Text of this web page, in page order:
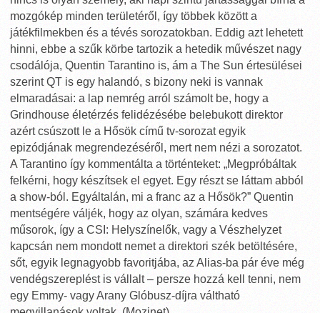
mozgókép minden területéről, így többek között a
játékfilmekben és a tévés sorozatokban. Eddig azt lehetett
hinni, ebbe a szűk körbe tartozik a hetedik művészet nagy
csodálója, Quentin Tarantino is, ám a The Sun értesülései
szerint QT is egy halandó, s bizony neki is vannak
elmaradásai: a lap nemrég arról számolt be, hogy a
Grindhouse életérzés felidézésébe belebukott direktor
azért csúszott le a Hősök című tv-sorozat egyik
epizódjának megrendezéséről, mert nem nézi a sorozatot.
A Tarantino így kommentálta a történteket: „Megpróbáltak
felkérni, hogy készítsek el egyet. Egy részt se láttam abból
a show-ból. Egyáltalán, mi a franc az a Hősök?” Quentin
mentségére váljék, hogy az olyan, számára kedves
műsorok, így a CSI: Helyszínelők, vagy a Vészhelyzet
kapcsán nem mondott nemet a direktori szék betöltésére,
sőt, egyik legnagyobb favoritjába, az Alias-ba pár éve még
vendégszereplést is vállalt – persze hozzá kell tenni, nem
egy Emmy- vagy Arany Glóbusz-díjra váltható